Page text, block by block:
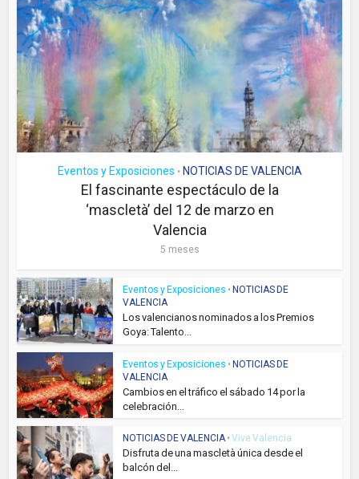
Eventos y Exposiciones • NOTICIAS DE VALENCIA
El fascinante espectáculo de la
‘mascletà’ del 12 de marzo en
Valencia
5 meses
Eventos y Exposiciones • NOTICIAS DE
VALENCIA
Los valencianos nominados a los Premios
Goya: Talento...
Eventos y Exposiciones • NOTICIAS DE
VALENCIA
Cambios en el tráfico el sábado 14 por la
celebración...
NOTICIAS DE VALENCIA• Vive Valencia
Disfruta de una mascletà única desde el
balcón del...